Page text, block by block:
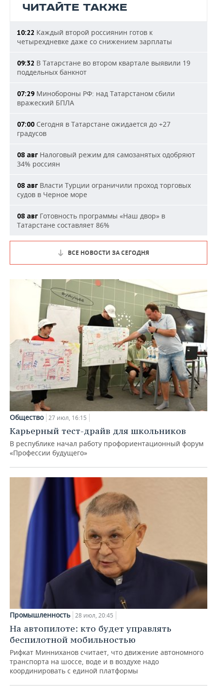
ЧИТАЙТЕ ТАКЖЕ
10:22 Каждый второй россиянин готов к
четырехдневке даже со снижением зарплаты
09:32 В Татарстане во втором квартале выявили 19
поддельных банкнот
07:29 Минобороны РФ: над Татарстаном сбили
вражеский БПЛА
07:00 Сегодня в Татарстане ожидается до +27
градусов
08 авг Налоговый режим для самозанятых одобряют
34% россиян
08 авг Власти Турции ограничили проход торговых
судов в Черное море
08 авг Готовность программы «Наш двор» в
Татарстане составляет 86%
ВСЕ НОВОСТИ ЗА СЕГОДНЯ
Общество 27 июл, 16:15
Карьерный тест-драйв для школьников
В республике начал работу профориентационный форум
«Профессии будущего»
Промышленность 28 июл, 20:45
На автопилоте: кто будет управлять
беспилотной мобильностью
Рифкат Минниханов считает, что движение автономного
транспорта на шоссе, воде и в воздухе надо
координировать с единой платформы